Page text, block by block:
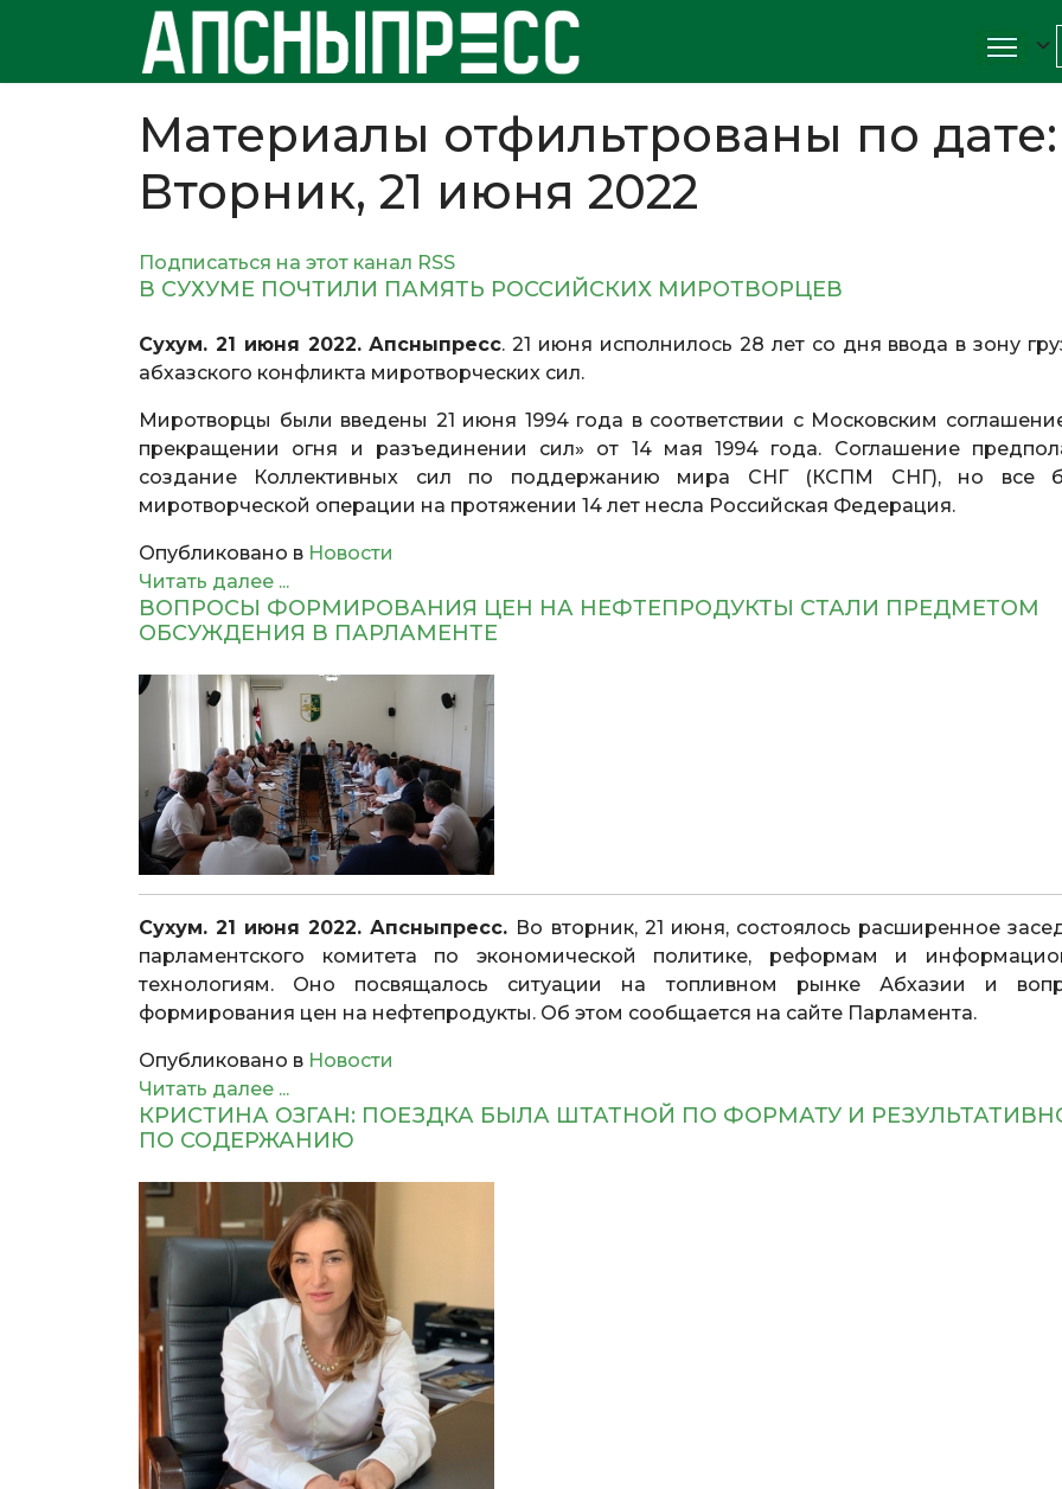
Материалы отфильтрованы по дате:
Вторник, 21 июня 2022
Подписаться на этот канал RSS
В СУХУМЕ ПОЧТИЛИ ПАМЯТЬ РОССИЙСКИХ МИРОТВОРЦЕВ
Сухум. 21 июня 2022. Апсныпресс. 21 июня исполнилось 28 лет со дня ввода в зону
абхазского конфликта миротворческих сил.
Миротворцы были введены 21 июня 1994 года в соответствии с Московским
прекращении огня и разъединении сил» от 14 мая 1994 года. Соглашение
создание Коллективных сил по поддержанию мира СНГ (КСПМ СНГ), но все
миротворческой операции на протяжении 14 лет несла Российская Федерация.
Опубликовано в Новости
Читать далее ...
ВОПРОСЫ ФОРМИРОВАНИЯ ЦЕН НА НЕФТЕПРОДУКТЫ СТАЛИ ПРЕДМЕТОМ
ОБСУЖДЕНИЯ В ПАРЛАМЕНТЕ
Сухум. 21 июня 2022. Апсныпресс. Во вторник, 21 июня, состоялось расширенное
парламентского комитета по экономической политике, реформам и
технологиям. Оно посвящалось ситуации на топливном рынке Абхазии и
формирования цен на нефтепродукты. Об этом сообщается на сайте Парламента.
Опубликовано в Новости
Читать далее ...
КРИСТИНА ОЗГАН: ПОЕЗДКА БЫЛА ШТАТНОЙ ПО ФОРМАТУ И
ПО СОДЕРЖАНИЮ